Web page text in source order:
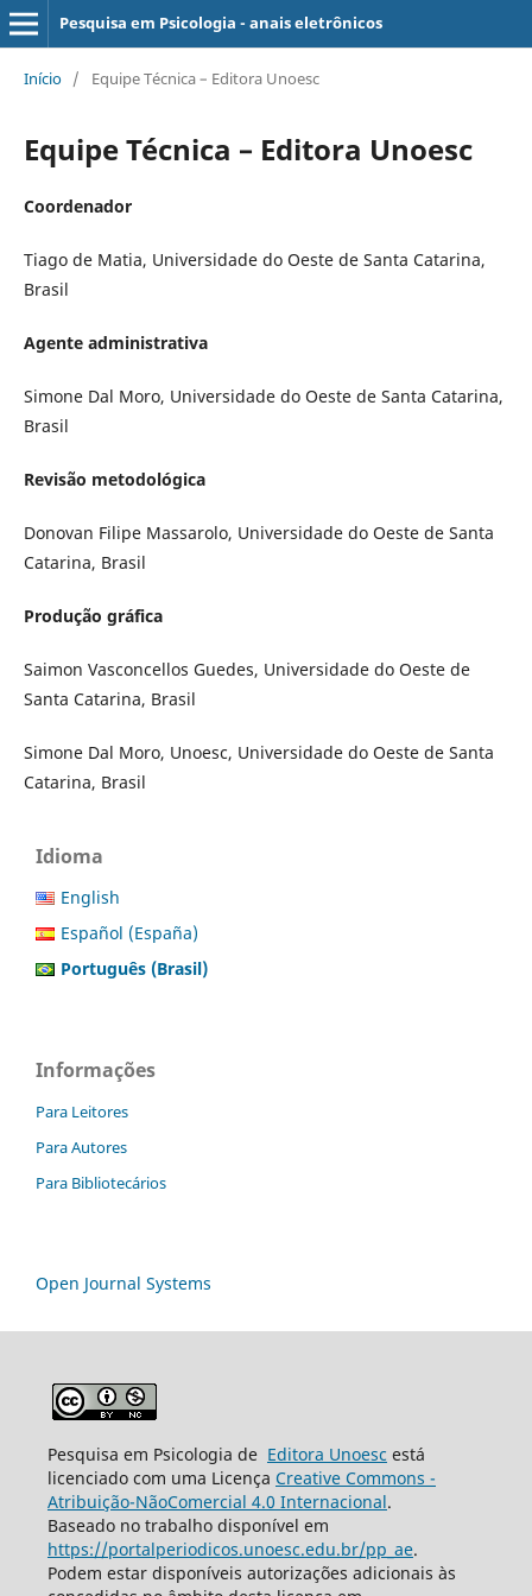
Pesquisa em Psicologia - anais eletrônicos
Início / Equipe Técnica – Editora Unoesc
Equipe Técnica – Editora Unoesc
Coordenador
Tiago de Matia, Universidade do Oeste de Santa Catarina,
Brasil
Agente administrativa
Simone Dal Moro, Universidade do Oeste de Santa Catarina,
Brasil
Revisão metodológica
Donovan Filipe Massarolo, Universidade do Oeste de Santa
Catarina, Brasil
Produção gráfica
Saimon Vasconcellos Guedes, Universidade do Oeste de
Santa Catarina, Brasil
Simone Dal Moro, Unoesc, Universidade do Oeste de Santa
Catarina, Brasil
Idioma
English
Español (España)
Português (Brasil)
Informações
Para Leitores
Para Autores
Para Bibliotecários
Open Journal Systems
Pesquisa em Psicologia de Editora Unoesc está
licenciado com uma Licença Creative Commons -
Atribuição-NãoComercial 4.0 Internacional.
Baseado no trabalho disponível em
https://portalperiodicos.unoesc.edu.br/pp_ae.
Podem estar disponíveis autorizações adicionais às